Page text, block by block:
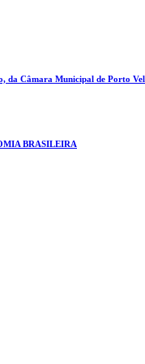
da Câmara Municipal de Porto
BRASILEIRA